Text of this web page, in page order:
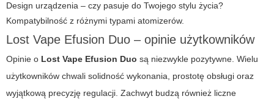
Design urządzenia – czy pasuje do Twojego stylu życia?
Kompatybilność z różnymi typami atomizerów.
Lost Vape Efusion Duo – opinie użytkowników
Opinie o Lost Vape Efusion Duo są niezwykle pozytywne. Wielu
użytkowników chwali solidność wykonania, prostotę obsługi oraz
wyjątkową precyzję regulacji. Zachwyt budzą również liczne